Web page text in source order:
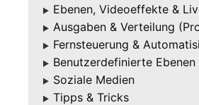
▶ Ebenen, Videoeffekte &
▶ Ausgaben & Verteilung
▶ Fernsteuerung &
▶ Benutzerdefinierte Ebenen
▶ Soziale Medien
▶ Tipps & Tricks